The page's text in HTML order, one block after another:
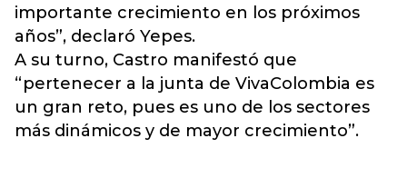
importante crecimiento en los próximos
años”, declaró Yepes.
A su turno, Castro manifestó que
“pertenecer a la junta de VivaColombia es
un gran reto, pues es uno de los sectores
más dinámicos y de mayor crecimiento”.